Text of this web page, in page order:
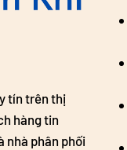
tín trên thị
hàng tin
nhà phân phối